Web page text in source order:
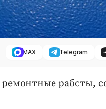
MAX Telegram
работы,